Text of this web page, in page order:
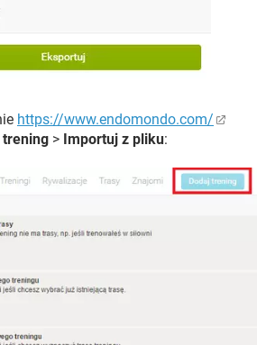
https://www.endomondo.com/
trening > Importuj z pliku: